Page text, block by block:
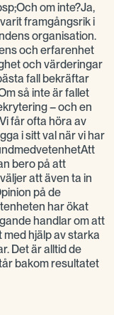
om inte?Ja,
framgångsrik i
organisation.
och erfarenhet
och värderingar
fall bekräftar
så inte är fallet
– och en
får ofta höra av
i sitt val när vi har
bero på att
att även ta in
på de
har ökat
handlar om att
hjälp av starka
Det är alltid de
bakom resultatet